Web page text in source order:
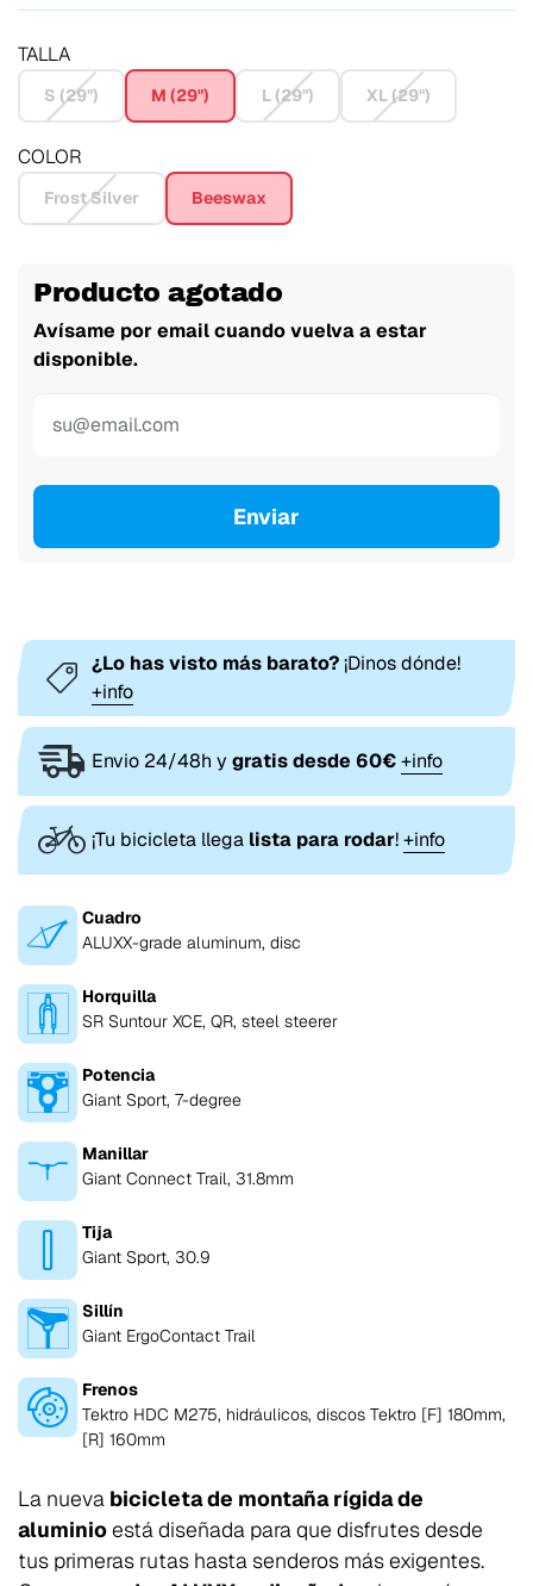
TALLA
S (29") M (29") L (29") XL (29")
COLOR
Frost Silver Beeswax
Producto agotado
Avísame por email cuando vuelva a estar
disponible.
Enviar
¿Lo has visto más barato?¡Dinos dónde!
+info
Envio 24/48h y gratis desde 60€+info
¡Tu bicicleta llega lista para rodar!+info
Cuadro
ALUXX-grade aluminum, disc
Horquilla
SR Suntour XCE, QR, steel steerer
Potencia
Giant Sport, 7-degree
Manillar
Giant Connect Trail, 31.8mm
Tija
Giant Sport, 30.9
Sillín
Giant ErgoContact Trail
Frenos
Tektro HDC M275, hidráulicos, discos Tektro [F] 180mm,
[R] 160mm
La nueva bicicleta de montaña rígida de
aluminioestá diseñada para que disfrutes desde
tus primeras rutas hasta senderos más exigentes.